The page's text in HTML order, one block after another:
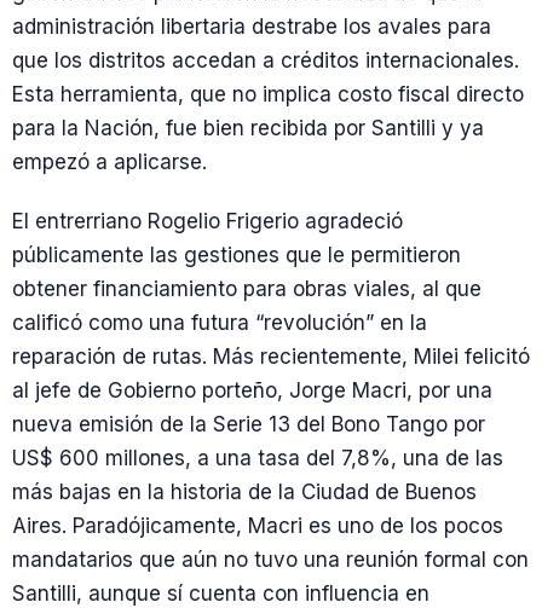
administración libertaria destrabe los avales para
que los distritos accedan a créditos internacionales.
Esta herramienta, que no implica costo fiscal directo
para la Nación, fue bien recibida por Santilli y ya
empezó a aplicarse.
El entrerriano Rogelio Frigerio agradeció
públicamente las gestiones que le permitieron
obtener financiamiento para obras viales, al que
calificó como una futura “revolución” en la
reparación de rutas. Más recientemente, Milei felicitó
al jefe de Gobierno porteño, Jorge Macri, por una
nueva emisión de la Serie 13 del Bono Tango por
US$ 600 millones, a una tasa del 7,8%, una de las
más bajas en la historia de la Ciudad de Buenos
Aires. Paradójicamente, Macri es uno de los pocos
mandatarios que aún no tuvo una reunión formal con
Santilli, aunque sí cuenta con influencia en